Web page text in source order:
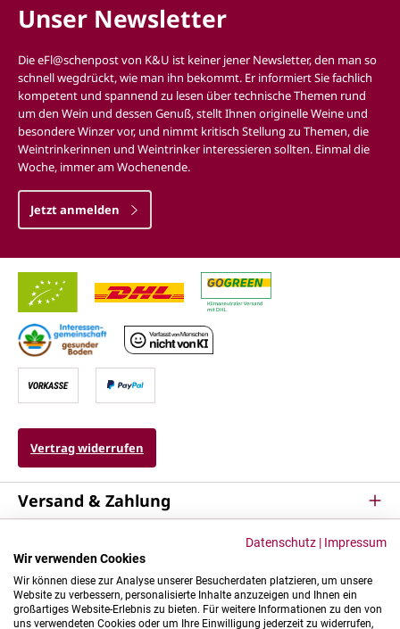
Unser Newsletter
Die eFl@schenpost von K&U ist keiner jener Newsletter, den man so
schnell wegdrückt, wie man ihn bekommt. Er informiert Sie fachlich
kompetent und spannend zu lesen über technische Themen rund
um den Wein und dessen Genuß, stellt Ihnen originelle Weine und
besondere Winzer vor, und nimmt kritisch Stellung zu Themen, die
Weintrinkerinnen und Weintrinker interessieren sollten. Einmal die
Woche, immer am Wochenende.
Jetzt anmelden
Vertrag widerrufen
Versand & Zahlung
Kontakt & Mehr
Datenschutz | Impressum
Wir verwenden Cookies
Wir können diese zur Analyse unserer Besucherdaten platzieren, um unsere
Website zu verbessern, personalisierte Inhalte anzuzeigen und Ihnen ein
großartiges Website-Erlebnis zu bieten. Für weitere Informationen zu den von
uns verwendeten Cookies oder um Ihre Einwilligung jederzeit zu widerrufen,